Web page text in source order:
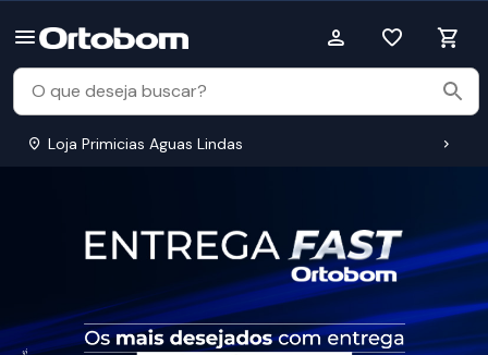
Loja Primicias Aguas Lindas